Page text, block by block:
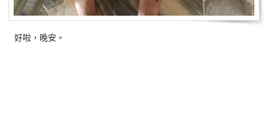
好啦，晚安。